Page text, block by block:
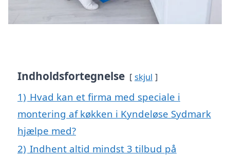
Indholdsfortegnelse skjul
1) Hvad kan et firma med speciale i
montering af køkken i Kyndeløse Sydmark
hjælpe med?
2) Indhent altid mindst 3 tilbud på